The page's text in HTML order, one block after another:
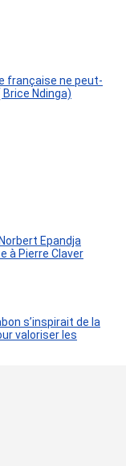
française ne peut-
Brice Ndinga)
Epandja
à Pierre Claver
s’inspirait de la
valoriser les